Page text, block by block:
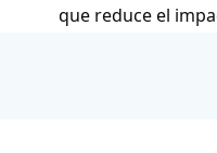
que reduce el